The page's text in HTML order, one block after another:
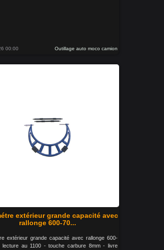
00:00 Outillage auto moco camion
extérieur grande capacité avec
rallonge 600-70...
extérieur grande capacité avec rallonge 600-
lecture au 1100 - touche carbure 8mm - livre